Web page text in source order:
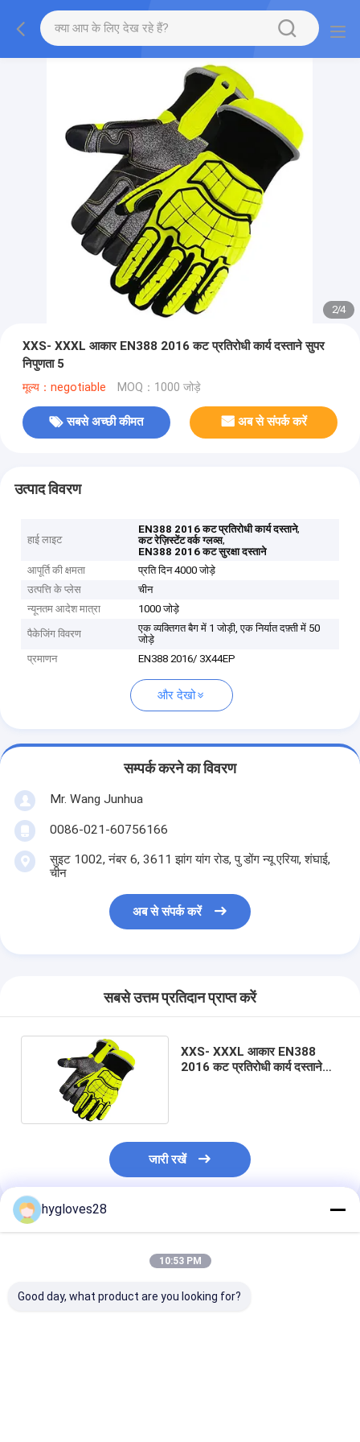
2/4
XXS- XXXL आकार EN388 2016 कट प्रतिरोधी कार्य दस्ताने सुपर
निपुणता 5
मूल्य：negotiable MOQ：1000 जोड़े
सबसे अच्छी कीमत अब से संपर्क करें
उत्पाद विवरण
हाई लाइट
EN388 2016 कट प्रतिरोधी कार्य दस्ताने,
कट रेज़िस्टेंट वर्क ग्लव्स,
EN388 2016 कट सुरक्षा दस्ताने
आपूर्ति की क्षमता
प्रति दिन 4000 जोड़े
उत्पत्ति के प्लेस
चीन
न्यूनतम आदेश मात्रा
1000 जोड़े
पैकेजिंग विवरण
एक व्यक्तिगत बैग में 1 जोड़ी, एक निर्यात दफ़्ती में 50
जोड़े
प्रमाणन
EN388 2016/ 3X44EP
और देखो
सम्पर्क करने का विवरण
Mr. Wang Junhua
0086-021-60756166
सुइट 1002, नंबर 6, 3611 झांग यांग रोड, पु डोंग न्यू एरिया, शंघाई,
चीन
अब से संपर्क करें
सबसे उत्तम प्रतिदान प्राप्त करें
XXS- XXXL आकार EN388
2016 कट प्रतिरोधी कार्य दस्ताने
जारी रखें
अनुशंसित उत्पाद
hygloves28
10:53 PM
Good day, what product are you looking for?